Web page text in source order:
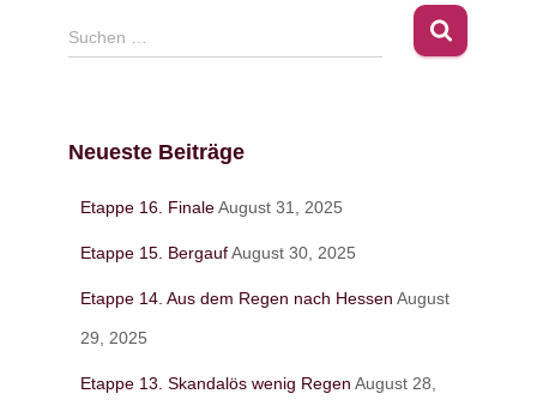
S
u
n
Suchen …
Neueste Beiträge
Etappe 16. FinaleAugust 31, 2025
Etappe 15. BergaufAugust 30, 2025
Etappe 14. Aus dem Regen nach Hessen August
29, 2025
Etappe 13. Skandalös wenig Regen August 28,